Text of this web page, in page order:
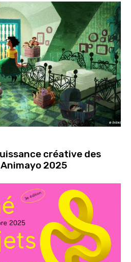
créative des
2025